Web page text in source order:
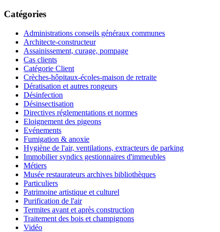
Catégories
Administrations conseils généraux communes
Architecte-constructeur
Assainissement, curage, pompage
Cas clients
Catégorie Client
Crèches-hôpitaux-écoles-maison de retraite
Dératisation et autres rongeurs
Désinfection
Désinsectisation
Directives réglementations et normes
Eloignement des pigeons
Evénements
Fumigation & anoxie
Hygiène de l'air, ventilations, extracteurs de parking
Immobilier syndics gestionnaires d'immeubles
Métiers
Musée restaurateurs archives bibliothèques
Particuliers
Patrimoine artistique et culturel
Purification de l'air
Termites avant et après construction
Traitement des bois et champignons
Vidéo